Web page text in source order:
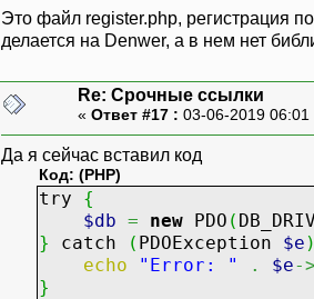
Это файл register.php, регистрация
делается на Denwer, а в нем нет
Re: Срочные ссылки
« Ответ #17 : 03-06-2019
Да я сейчас вставил код
Код: (PHP)
try {
$db = new PDO (
}
catch ( PDOException $e
echo
"Error: " . $e-
}